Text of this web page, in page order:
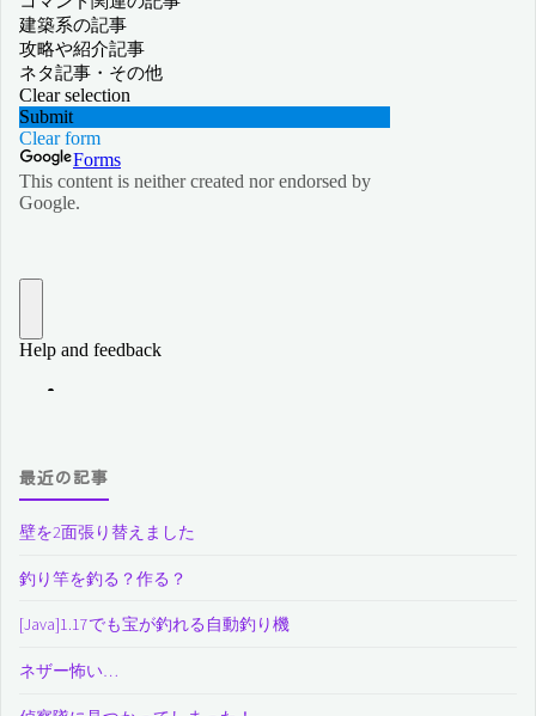
最近の記事
壁を2面張り替えました
釣り竿を釣る？作る？
[Java]1.17でも宝が釣れる自動釣り機
ネザー怖い…